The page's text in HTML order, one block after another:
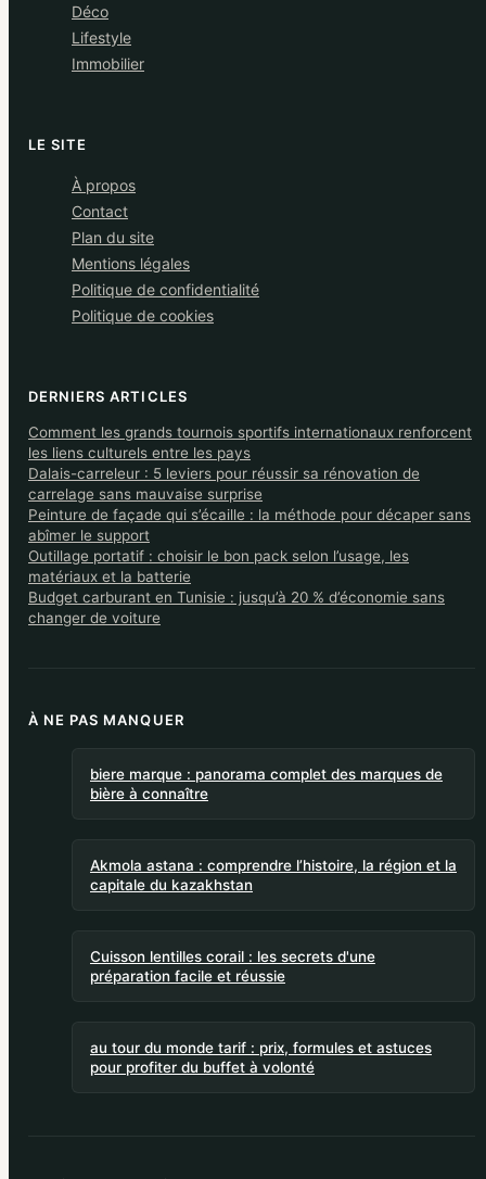
Déco
Lifestyle
Immobilier
LE SITE
À propos
Contact
Plan du site
Mentions légales
Politique de confidentialité
Politique de cookies
DERNIERS ARTICLES
Comment les grands tournois sportifs internationaux renforcent
les liens culturels entre les pays
Dalais-carreleur : 5 leviers pour réussir sa rénovation de
carrelage sans mauvaise surprise
Peinture de façade qui s’écaille : la méthode pour décaper sans
abîmer le support
Outillage portatif : choisir le bon pack selon l’usage, les
matériaux et la batterie
Budget carburant en Tunisie : jusqu’à 20 % d’économie sans
changer de voiture
À NE PAS MANQUER
biere marque : panorama complet des marques de
bière à connaître
Akmola astana : comprendre l’histoire, la région et la
capitale du kazakhstan
Cuisson lentilles corail : les secrets d'une
préparation facile et réussie
au tour du monde tarif : prix, formules et astuces
pour profiter du buffet à volonté